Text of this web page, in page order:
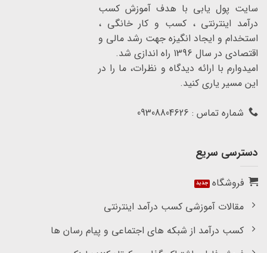
سایت پول یابی با هدف آموزش کسب
درآمد اینترنتی ، کسب و کار خانگی ،
استخدام و ایجاد انگیزه جهت رشد مالی و
اقتصادی در سال 1396 راه اندازی شد.
امیدوارم با ارائه دیدگاه و نظرات، ما را در
این مسیر یاری کنید.
شماره تماس : 09308804626
دسترسی سریع
فروشگاه
مقالات آموزشی کسب درآمد اینترنتی
کسب درآمد از شبکه های اجتماعی و پیام رسان ها